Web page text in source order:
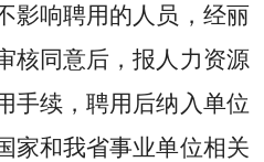
影响聘用的人员，经丽
核同意后，报人力资源
手续，聘用后纳入单位
家和我省事业单位相关